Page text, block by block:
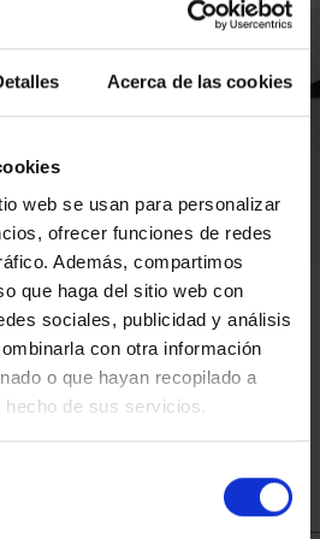
Acerca de las cookies
web se usan para personalizar
ofrecer funciones de redes
Además, compartimos
que haga del sitio web con
sociales, publicidad y análisis
con otra información
o que hayan recopilado a
de sus servicios.
l'informe
del valorestimatde lateva
cop realitzadesles
del’estalvi d’energia
energèticade la